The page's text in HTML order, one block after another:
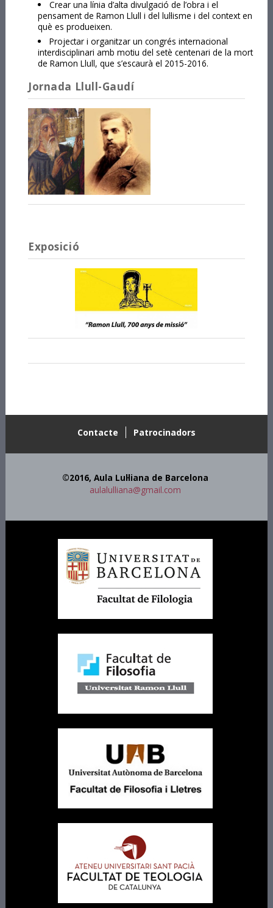
Crear una línia d’alta divulgació de l’obra i el
pensament de Ramon Llull i del lul·lisme i del context en
què es produeixen.
Projectar i organitzar un congrés internacional
interdisciplinari amb motiu del setè centenari de la mort
de Ramon Llull, que s’escaurà el 2015-2016.
Jornada Llull-Gaudí
Exposició
Contacte Patrocinadors
©2016, Aula Lul·liana de Barcelona
aulalulliana@gmail.com